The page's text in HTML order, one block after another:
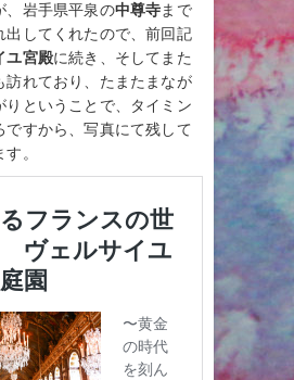
、岩手県平泉の中尊寺まで
出してくれたので、前回記
ユ宮殿に続き、そしてまた
訪れており、たまたまなが
りということで、タイミン
ですから、写真にて残して
。